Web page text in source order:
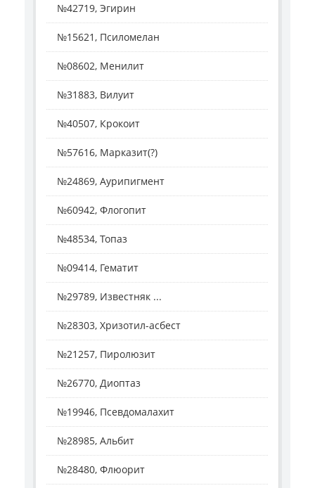
№42719, Эгирин
№15621, Псиломелан
№08602, Менилит
№31883, Вилуит
№40507, Крокоит
№57616, Марказит(?)
№24869, Аурипигмент
№60942, Флогопит
№48534, Топаз
№09414, Гематит
№29789, Известняк ...
№28303, Хризотил-асбест
№21257, Пиролюзит
№26770, Диоптаз
№19946, Псевдомалахит
№28985, Альбит
№28480, Флюорит